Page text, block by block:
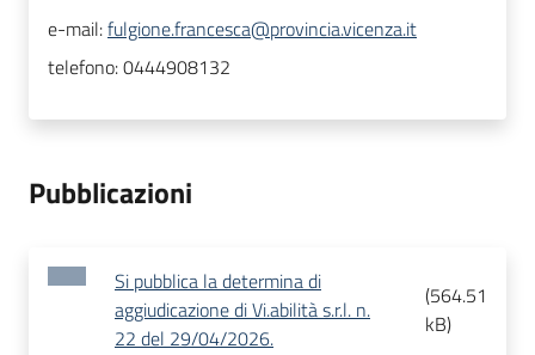
e-mail:fulgione.francesca@provincia.vicenza.it
telefono:0444908132
Pubblicazioni
Si pubblica la determina di
aggiudicazione di Vi.abilità s.r.l. n.
22 del 29/04/2026.
(564.51
kB)